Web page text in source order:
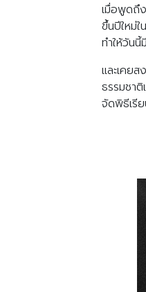
เมื่อพูดถึ
ขึ้นปีใหม่
ทำให้วัน
และเคย
ธรรมชา
จัดพิธีเรี